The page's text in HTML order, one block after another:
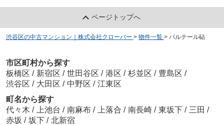
ページトップへ
渋谷区の中古マンション｜株式会社クローバー > 物件一覧 > パルテール砧
市区町村から探す
板橋区 / 新宿区 / 世田谷区 / 港区 / 杉並区 / 豊島区 /
渋谷区 / 大田区 / 中野区 / 江東区
町名から探す
代々木 / 上池台 / 南麻布 / 上落合 / 南長崎 / 東坂下 / 三田 /
赤坂 / 坂下 / 北新宿